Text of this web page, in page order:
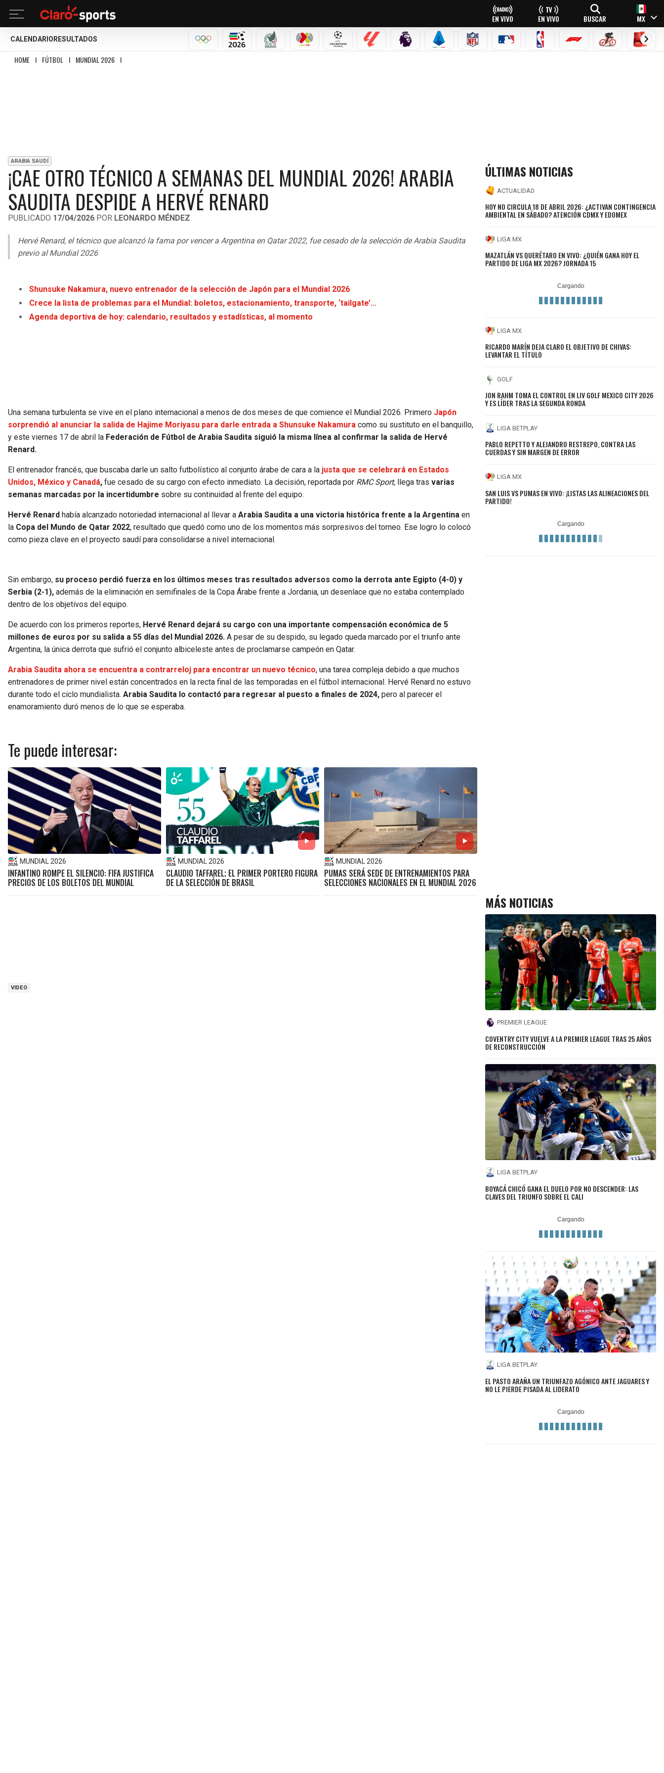
EN VIVO EN VIVO BUSCAR MX
CALENDARIO RESULTADOS
OLÍMPICOSMUNDIAL 2026SELECCIÓN MEXICANA
LIGA MX CHAMPIONS LEAGUE
LALIGA PREMIER LEAGUE
SERIE A NFL MLB NBA FÓRMULA 1CICLISMOBOXEO
HOME I FÚTBOL I MUNDIAL 2026 I
ARABIA SAUDÍ
¡CAE OTRO TÉCNICO A SEMANAS DEL MUNDIAL 2026! ARABIA
SAUDITA DESPIDE A HERVÉ RENARD
PUBLICADO 17/04/2026 POR LEONARDO MÉNDEZ
Hervé Renard, el técnico que alcanzó la fama por vencer a Argentina en Qatar 2022, fue cesado de la selección de Arabia Saudita
previo al Mundial 2026
Shunsuke Nakamura, nuevo entrenador de la selección de Japón para el Mundial 2026
Crece la lista de problemas para el Mundial: boletos, estacionamiento, transporte, ‘tailgate’…
Agenda deportiva de hoy: calendario, resultados y estadísticas, al momento
Una semana turbulenta se vive en el plano internacional a menos de dos meses de que comience el Mundial 2026. Primero Japón
sorprendió al anunciar la salida de Hajime Moriyasu para darle entrada a Shunsuke Nakamura como su sustituto en el banquillo,
y este viernes 17 de abril la Federación de Fútbol de Arabia Saudita siguió la misma línea al confirmar la salida de Hervé
Renard.
El entrenador francés, que buscaba darle un salto futbolístico al conjunto árabe de cara a la justa que se celebrará en Estados
Unidos, México y Canadá, fue cesado de su cargo con efecto inmediato. La decisión, reportada por RMC Sport, llega tras varias
semanas marcadas por la incertidumbre sobre su continuidad al frente del equipo.
Hervé Renard había alcanzado notoriedad internacional al llevar a Arabia Saudita a una victoria histórica frente a la Argentina en
la Copa del Mundo de Qatar 2022, resultado que quedó como uno de los momentos más sorpresivos del torneo. Ese logro lo colocó
como pieza clave en el proyecto saudí para consolidarse a nivel internacional.
Sin embargo, su proceso perdió fuerza en los últimos meses tras resultados adversos como la derrota ante Egipto (4-0) y
Serbia (2-1), además de la eliminación en semifinales de la Copa Árabe frente a Jordania, un desenlace que no estaba contemplado
dentro de los objetivos del equipo.
De acuerdo con los primeros reportes, Hervé Renard dejará su cargo con una importante compensación económica de 5
millones de euros por su salida a 55 días del Mundial 2026. A pesar de su despido, su legado queda marcado por el triunfo ante
Argentina, la única derrota que sufrió el conjunto albiceleste antes de proclamarse campeón en Qatar.
Arabia Saudita ahora se encuentra a contrarreloj para encontrar un nuevo técnico, una tarea compleja debido a que muchos
entrenadores de primer nivel están concentrados en la recta final de las temporadas en el fútbol internacional. Hervé Renard no estuvo
durante todo el ciclo mundialista. Arabia Saudita lo contactó para regresar al puesto a finales de 2024, pero al parecer el
enamoramiento duró menos de lo que se esperaba.
Te puede interesar:
MUNDIAL 2026
INFANTINO ROMPE EL SILENCIO: FIFA JUSTIFICA
PRECIOS DE LOS BOLETOS DEL MUNDIAL
MUNDIAL 2026
CLAUDIO TAFFAREL; EL PRIMER PORTERO FIGURA
DE LA SELECCIÓN DE BRASIL
MUNDIAL 2026
PUMAS SERÁ SEDE DE ENTRENAMIENTOS PARA
SELECCIONES NACIONALES EN EL MUNDIAL 2026
VIDEO
ÚLTIMAS NOTICIAS
ACTUALIDAD
HOY NO CIRCULA 18 DE ABRIL 2026: ¿ACTIVAN CONTINGENCIA
AMBIENTAL EN SÁBADO? ATENCIÓN CDMX Y EDOMEX
LIGA MX
MAZATLÁN VS QUERÉTARO EN VIVO: ¿QUIÉN GANA HOY EL
PARTIDO DE LIGA MX 2026? JORNADA 15
LIGA MX
RICARDO MARÍN DEJA CLARO EL OBJETIVO DE CHIVAS:
LEVANTAR EL TÍTULO
GOLF
JON RAHM TOMA EL CONTROL EN LIV GOLF MEXICO CITY 2026
Y ES LÍDER TRAS LA SEGUNDA RONDA
LIGA BETPLAY
PABLO REPETTO Y ALEJANDRO RESTREPO, CONTRA LAS
CUERDAS Y SIN MARGEN DE ERROR
LIGA MX
SAN LUIS VS PUMAS EN VIVO: ¡LISTAS LAS ALINEACIONES DEL
PARTIDO!
MÁS NOTICIAS
PREMIER LEAGUE
COVENTRY CITY VUELVE A LA PREMIER LEAGUE TRAS 25 AÑOS
DE RECONSTRUCCIÓN
LIGA BETPLAY
BOYACÁ CHICÓ GANA EL DUELO POR NO DESCENDER: LAS
CLAVES DEL TRIUNFO SOBRE EL CALI
LIGA BETPLAY
EL PASTO ARAÑA UN TRIUNFAZO AGÓNICO ANTE JAGUARES Y
NO LE PIERDE PISADA AL LIDERATO